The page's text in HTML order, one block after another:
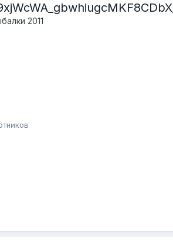
2011